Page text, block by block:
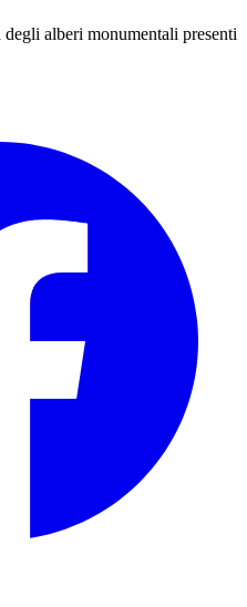
alberi monumentali presenti